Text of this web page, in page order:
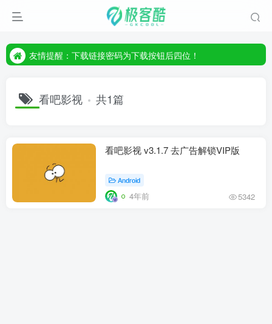
友情提醒：下载链接密码为下载按钮后四位！
友情提醒：下载链接密码为下载按钮后四位！
看吧影视 共1篇
看吧影视 v3.1.7 去广告解锁VIP版
Android
4年前 5342